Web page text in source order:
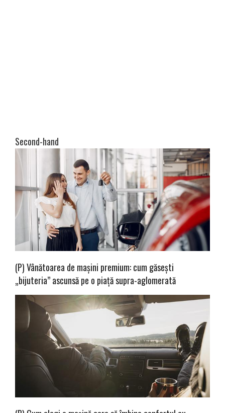
Second-hand
(P) Vânătoarea de mașini premium: cum găsești
„bijuteria” ascunsă pe o piață supra-aglomerată